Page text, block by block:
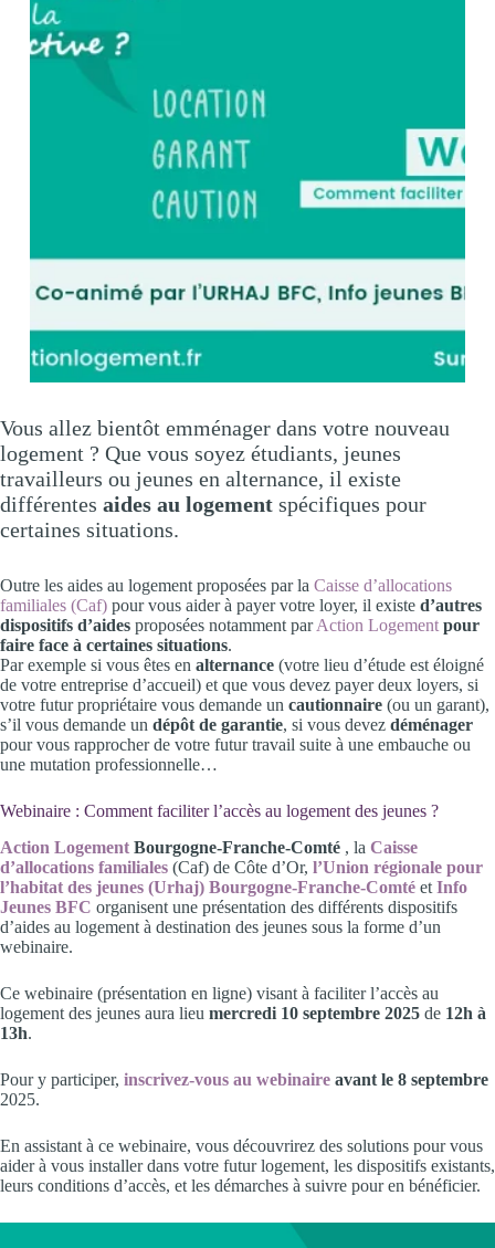
Vous allez bientôt emménager dans votre nouveau
logement ? Que vous soyez étudiants, jeunes
travailleurs ou jeunes en alternance, il existe
différentes aides au logement spécifiques pour
certaines situations.
Outre les aides au logement proposées par la Caisse d’allocations
familiales (Caf) pour vous aider à payer votre loyer, il existe d’autres
dispositifs d’aides proposées notamment parAction Logement pour
faire face à certaines situations.
Par exemple si vous êtes en alternance (votre lieu d’étude est éloigné
de votre entreprise d’accueil) et que vous devez payer deux loyers, si
votre futur propriétaire vous demande un cautionnaire (ou un garant),
s’il vous demande un dépôt de garantie, si vous devez déménager
pour vous rapprocher de votre futur travail suite à une embauche ou
une mutation professionnelle…
Webinaire : Comment faciliter l’accès au logement des jeunes ?
Action Logement Bourgogne-Franche-Comté , la Caisse
d’allocations familiales (Caf) de Côte d’Or, l’Union régionale pour
l’habitat des jeunes (Urhaj) Bourgogne-Franche-Comté et Info
Jeunes BFC organisent une présentation des différents dispositifs
d’aides au logement à destination des jeunes sous la forme d’un
webinaire.
Ce webinaire (présentation en ligne) visant à faciliter l’accès au
logement des jeunes aura lieu mercredi 10 septembre 2025 de 12h à
13h.
Pour y participer, inscrivez-vous au webinaire avant le 8 septembre
2025.
En assistant à ce webinaire, vous découvrirez des solutions pour vous
aider à vous installer dans votre futur logement, les dispositifs existants,
leurs conditions d’accès, et les démarches à suivre pour en bénéficier.